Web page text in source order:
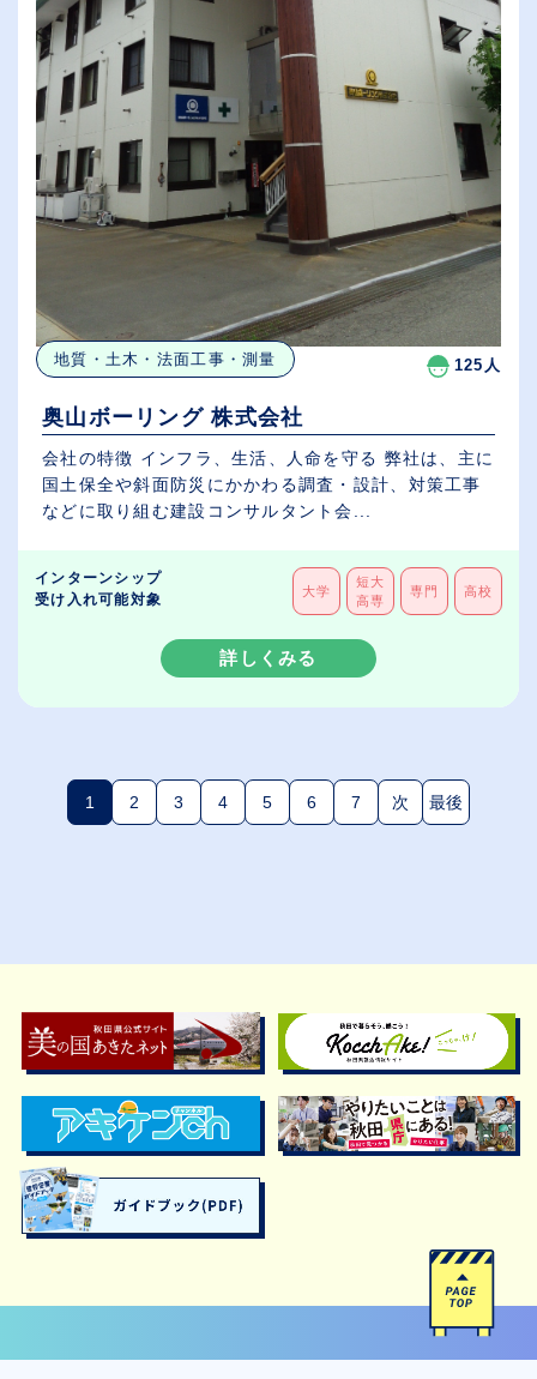
地質・土木・法面工事・測量 125人
奥山ボーリング 株式会社
会社の特徴 インフラ、生活、人命を守る 弊社は、主に
国土保全や斜面防災にかかわる調査・設計、対策工事
などに取り組む建設コンサルタント会...
インターンシップ
受け入れ可能対象
大学
短大
高専
専門 高校
詳しくみる
1(現在のページ)
2 3 4 5 6 7 次 最後